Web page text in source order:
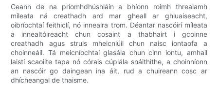
Ceann de na príomhdhúshláin a bhíonn roimh threalamh
míleata ná creathadh ard mar gheall ar ghluaiseacht,
oibríochtaí feithiclí, nó innealra trom. Déantar nascóirí míleata
a innealtóireacht chun cosaint a thabhairt i gcoinne
creathadh agus struis mheicniúil chun naisc iontaofa a
choinneáil. Tá meicníochtaí glasála chun cinn iontu, amhail
laistí scaoilte tapa nó córais cúplála snáithithe, a choinníonn
an nascóir go daingean ina áit, rud a chuireann cosc ​​ar
dhícheangal de thaisme.